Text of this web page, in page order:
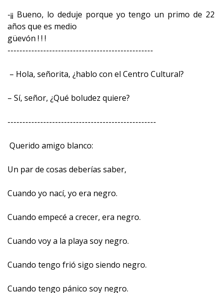
-¡¡ Bueno, lo deduje porque yo tengo un primo de 22
años que es medio
güevón ! ! !
-------------------------------------------------
– Hola, señorita, ¿hablo con el Centro Cultural?
– Sí, señor, ¿Qué boludez quiere?
--------------------------------------------------
Querido amigo blanco:
Un par de cosas deberías saber,
Cuando yo nací, yo era negro.
Cuando empecé a crecer, era negro.
Cuando voy a la playa soy negro.
Cuando tengo frió sigo siendo negro.
Cuando tengo pánico soy negro.